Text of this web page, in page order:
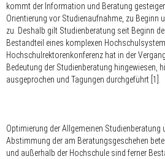
kommt der Information und Beratung
Orientierung vor Studienaufnahme, zu Beginn
zu. Deshalb gilt Studienberatung seit Beginn
Bestandteil eines komplexen
Hochschulrektorenkonferenz hat in der
Bedeutung der Studienberatung hingewiesen,
ausgeprochen und Tagungen durchgeführt [1].
Optimierung der Allgemeinen Studienberatung
Abstimmung der am Beratungsgeschehen
und außerhalb der Hochschule sind ferner